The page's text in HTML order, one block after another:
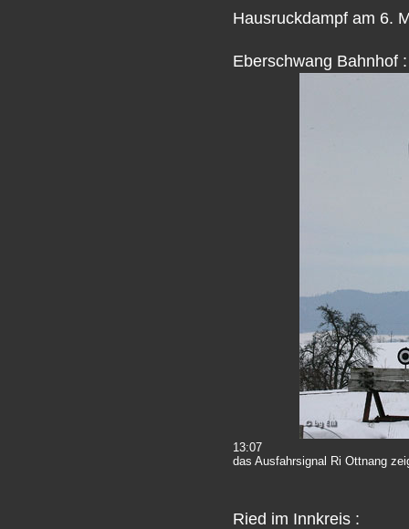
Hausruckdampf am 6.
Eberschwang Bahnhof :
13:07
das Ausfahrsignal Ri Ottnang
Ried im Innkreis :